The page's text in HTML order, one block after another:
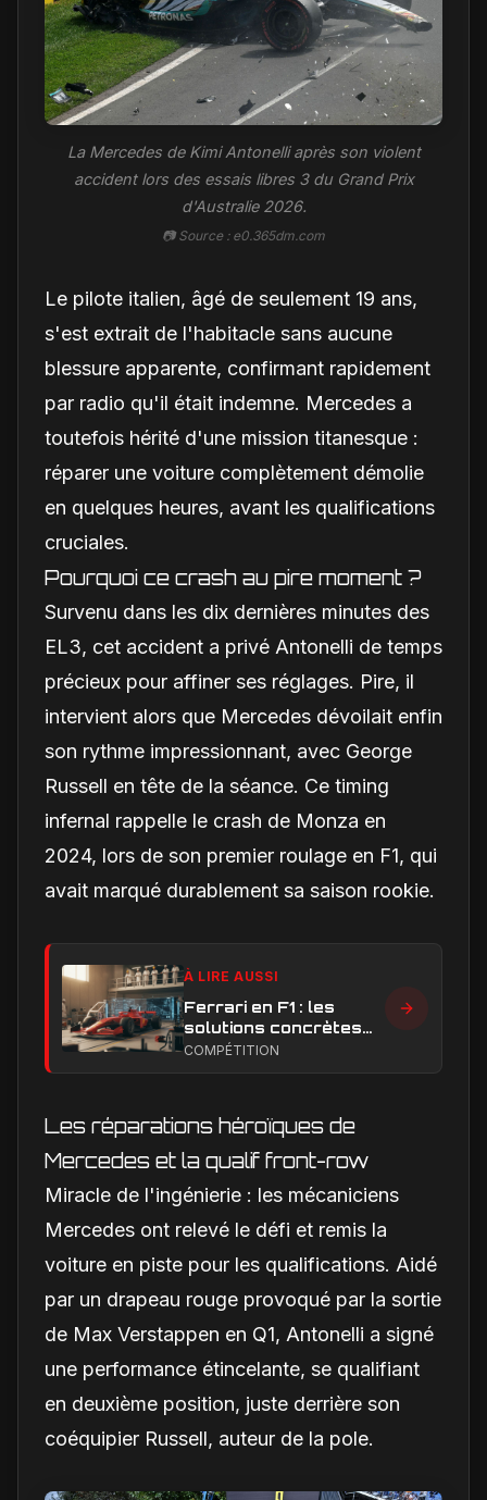
La Mercedes de Kimi Antonelli après son violent
accident lors des essais libres 3 du Grand Prix
d'Australie 2026.
📷 Source : e0.365dm.com
Le pilote italien, âgé de seulement 19 ans,
s'est extrait de l'habitacle sans aucune
blessure apparente, confirmant rapidement
par radio qu'il était indemne. Mercedes a
toutefois hérité d'une mission titanesque :
réparer une voiture complètement démolie
en quelques heures, avant les qualifications
cruciales.
Pourquoi ce crash au pire moment ?
Survenu dans les dix dernières minutes des
EL3, cet accident a privé Antonelli de temps
précieux pour affiner ses réglages. Pire, il
intervient alors que Mercedes dévoilait enfin
son rythme impressionnant, avec George
Russell en tête de la séance. Ce timing
infernal rappelle le crash de Monza en
2024, lors de son premier roulage en F1, qui
avait marqué durablement sa saison rookie.
À LIRE AUSSI
Ferrari en F1 : les
solutions concrètes
pour combler son
COMPÉTITION
Les réparations héroïques de
Mercedes et la qualif front-row
Miracle de l'ingénierie : les mécaniciens
Mercedes ont relevé le défi et remis la
voiture en piste pour les qualifications. Aidé
par un drapeau rouge provoqué par la sortie
de Max Verstappen en Q1, Antonelli a signé
une performance étincelante, se qualifiant
en deuxième position, juste derrière son
coéquipier Russell, auteur de la pole.